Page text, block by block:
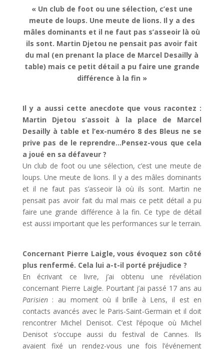
« Un club de foot ou une sélection, c’est une
meute de loups. Une meute de lions. Il y a des
mâles dominants et il ne faut pas s’asseoir là où
ils sont. Martin Djetou ne pensait pas avoir fait
du mal (en prenant la place de Marcel Desailly à
table) mais ce petit détail a pu faire une grande
différence à la fin »
Il y a aussi cette anecdote que vous racontez :
Martin Djetou s’assoit à la place de Marcel
Desailly à table et l’ex-numéro 8 des Bleus ne se
prive pas de le reprendre…Pensez-vous que cela
a joué en sa défaveur ?
Un club de foot ou une sélection, c’est une meute de
loups. Une meute de lions. Il y a des mâles dominants
et il ne faut pas s’asseoir là où ils sont. Martin ne
pensait pas avoir fait du mal mais ce petit détail a pu
faire une grande différence à la fin. Ce type de détail
est aussi important que les performances sur le terrain.
Concernant Pierre Laigle, vous évoquez son côté
plus renfermé. Cela lui a-t-il porté préjudice ?
En écrivant ce livre, j’ai obtenu une révélation
concernant Pierre Laigle. Pourtant j’ai passé 17 ans au
Parisien : au moment où il brille à Lens, il est en
contacts avancés avec le Paris-Saint-Germain et il doit
rencontrer Michel Denisot. C’est l’époque où Michel
Denisot s’occupe aussi du festival de Cannes. Ils
avaient fixé un rendez-vous une fois l’événement